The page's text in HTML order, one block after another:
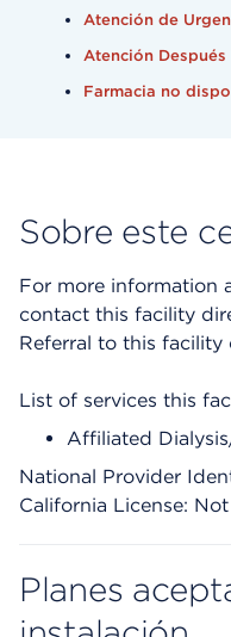
Atención de
Atención
Farmacia no
Sobre este
For more information
contact this facility
Referral to this facility
List of services this
Affiliated
National Provider
California License:
Planes